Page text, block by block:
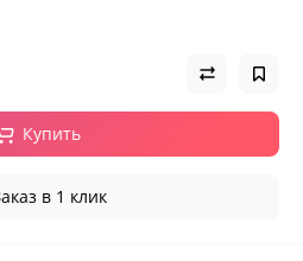
Купить
в 1 клик